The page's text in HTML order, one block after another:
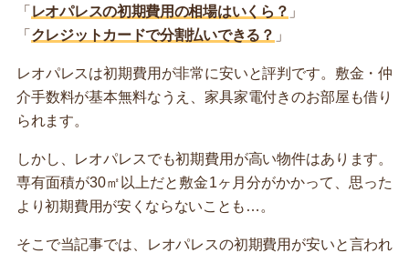
「 レオパレスの初期費用の相場はいくら？ 」
「 クレジットカードで分割払いできる？ 」
レオパレスは初期費用が非常に安いと評判です。敷金・仲
介手数料が基本無料なうえ、家具家電付きのお部屋も借り
られます。
しかし、レオパレスでも初期費用が高い物件はあります。
専有面積が30㎡以上だと敷金1ヶ月分がかかって、思った
より初期費用が安くならないことも…。
そこで当記事では、レオパレスの初期費用が安いと言われ